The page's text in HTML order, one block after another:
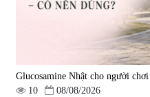
Glucosamine Nhật cho người
10
08/08/2026